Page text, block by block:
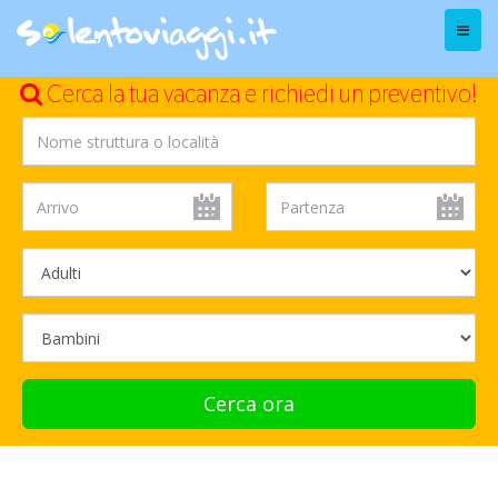
Menu
Cerca la tua vacanza e richiedi un preventivo!
Cerca ora